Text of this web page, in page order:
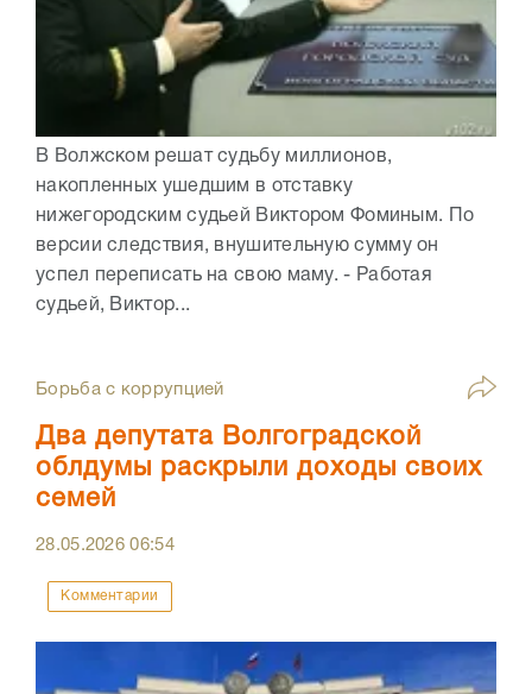
В Волжском решат судьбу миллионов,
накопленных ушедшим в отставку
нижегородским судьей Виктором Фоминым. По
версии следствия, внушительную сумму он
успел переписать на свою маму. - Работая
судьей, Виктор...
Борьба с коррупцией
Два депутата Волгоградской
облдумы раскрыли доходы своих
семей
28.05.202606:54
Комментарии